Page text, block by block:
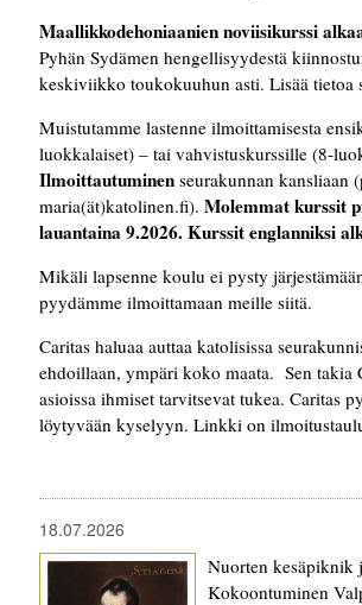
Maallikkodehoniaanien noviisikurssi
Pyhän Sydämen hengellisyydestä
keskiviikko toukokuuhun asti. Lisää tietoa
Muistutamme lastenne ilmoittamisesta
luokkalaiset) – tai vahvistuskurssille (8-
Ilmoittautuminen seurakunnan kansliaan
maria(ät)katolinen.fi). Molemmat kurssit
lauantaina9.2026. Kurssit englanniksi
Mikäli lapsenne koulu ei pysty
pyydämme ilmoittamaan meille siitä.
Caritas haluaa auttaa katolisissa
ehdoillaan, ympäri koko maata. Sen takia
asioissa ihmiset tarvitsevat tukea. Caritas
löytyvään kyselyyn. Linkki on
18.07.2026
Nuorten kesäpiknik
Kokoontuminen